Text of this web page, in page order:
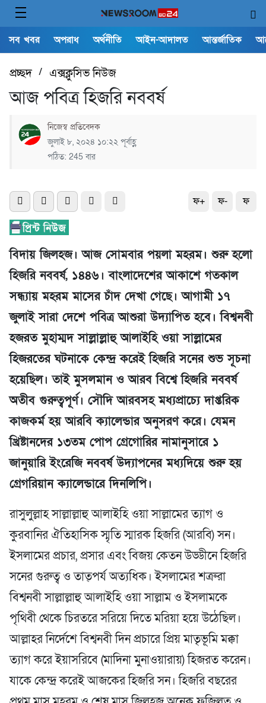
সব খবর অপরাধ অর্থনীতি আইন-আদালত আন্তর্জাতিক
প্রচ্ছদ/ এক্সক্লুসিভ নিউজ
আজ পবিত্র হিজরি নববর্ষ
নিজেস্ব প্রতিবেদক
জুলাই ৮, ২০২৪ ১০:২২ পূর্বাহ্ণ
পঠিত: 245 বার
ফ+ ফ- ফ
বিদায় জিলহজ। আজ সোমবার পয়লা মহরম। শুরু হলো
হিজরি নববর্ষ, ১৪৪৬। বাংলাদেশের আকাশে গতকাল
সন্ধ্যায় মহরম মাসের চাঁদ দেখা গেছে। আগামী ১৭
জুলাই সারা দেশে পবিত্র আশুরা উদ্যাপিত হবে। বিশ্বনবী
হজরত মুহাম্মদ সাল্লাল্লাহু আলাইহি ওয়া সাল্লামের
হিজরতের ঘটনাকে কেন্দ্র করেই হিজরি সনের শুভ সূচনা
হয়েছিল। তাই মুসলমান ও আরব বিশ্বে হিজরি নববর্ষ
অতীব গুরুত্বপূর্ণ। সৌদি আরবসহ মধ্যপ্রাচ্যে দাপ্তরিক
কাজকর্ম হয় আরবি ক্যালেন্ডার অনুসরণ করে। যেমন
খ্রিষ্টানদের ১৩তম পোপ গ্রেগোরির নামানুসারে ১
জানুয়ারি ইংরেজি নববর্ষ উদ্যাপনের মধ্যদিয়ে শুরু হয়
গ্রেগরিয়ান ক্যালেন্ডারে দিনলিপি।
রাসুলুল্লাহ সাল্লাল্লাহু আলাইহি ওয়া সাল্লামের ত্যাগ ও
কুরবানির ঐতিহাসিক স্মৃতি স্মারক হিজরি (আরবি) সন।
ইসলামের প্রচার, প্রসার এবং বিজয় কেতন উড্ডীনে হিজরি
সনের গুরুত্ব ও তাত্পর্য অত্যধিক। ইসলামের শত্রুরা
বিশ্বনবী সাল্লাল্লাহু আলাইহি ওয়া সাল্লাম ও ইসলামকে
পৃথিবী থেকে চিরতরে সরিয়ে দিতে মরিয়া হয়ে উঠেছিল।
আল্লাহর নির্দেশে বিশ্বনবী দিন প্রচারে প্রিয় মাতৃভূমি মক্কা
ত্যাগ করে ইয়াসরিবে (মাদিনা মুনাওয়ারায়) হিজরত করেন।
যাকে কেন্দ্র করেই আজকের হিজরি সন। হিজরি বছরের